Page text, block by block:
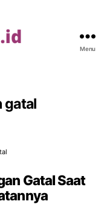
Menu
gatal
Gatal Saat